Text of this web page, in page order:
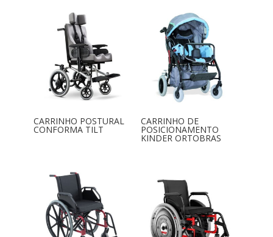
CARRINHO POSTURAL
CONFORMA TILT
CARRINHO DE
POSICIONAMENTO
KINDER ORTOBRAS